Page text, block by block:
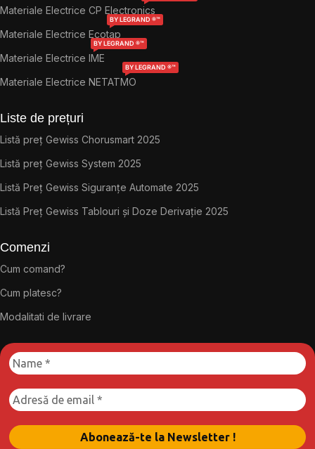
Materiale Electrice CP Electronics
Materiale Electrice Ecotap
BY LEGRAND ®™
Materiale Electrice IME
BY LEGRAND ®™
Materiale Electrice NETATMO
BY LEGRAND ®™
Liste de prețuri
Listă preț Gewiss Chorusmart 2025
Listă preț Gewiss System 2025
Listă Preț Gewiss Siguranțe Automate 2025
Listă Preț Gewiss Tablouri și Doze Derivație 2025
Comenzi
Cum comand?
Cum platesc?
Modalitati de livrare